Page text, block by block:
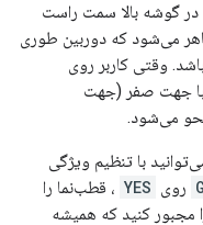
بالا سمت راست
که دوربین طوری
کاربر روی
جهت صفر (جهت
با تنظیم ویژگی
YES
، قطب‌نما را
کنید که همیشه